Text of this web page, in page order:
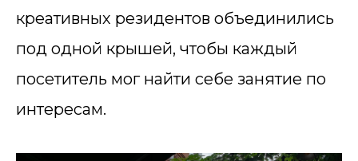
креативных резидентов объединились
под одной крышей, чтобы каждый
посетитель мог найти себе занятие по
интересам.